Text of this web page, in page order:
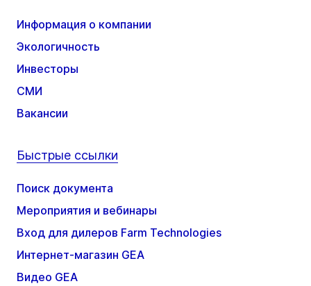
Информация о компании
Экологичность
Инвесторы
СМИ
Вакансии
Быстрые ссылки
Поиск документа
Мероприятия и вебинары
Вход для дилеров Farm Technologies
Интернет-магазин GEA
Видео GEA